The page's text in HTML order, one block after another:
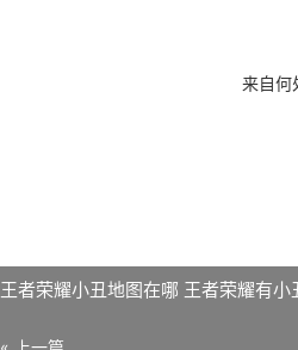
来自何
王者荣耀小丑地图在哪 王者荣耀有小